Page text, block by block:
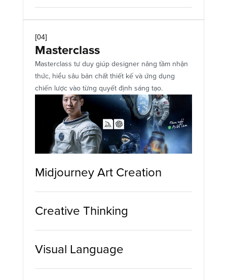
[04]
Masterclass
Masterclass tư duy giúp designer nâng tầm nhận
thức, hiểu sâu bản chất thiết kế và ứng dụng
chiến lược vào từng quyết định sáng tạo.
Midjourney Art Creation
Creative Thinking
Visual Language